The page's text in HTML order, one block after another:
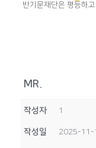
반기문재단은 평등하
MR.
작성자 1
작성일 2025-11-